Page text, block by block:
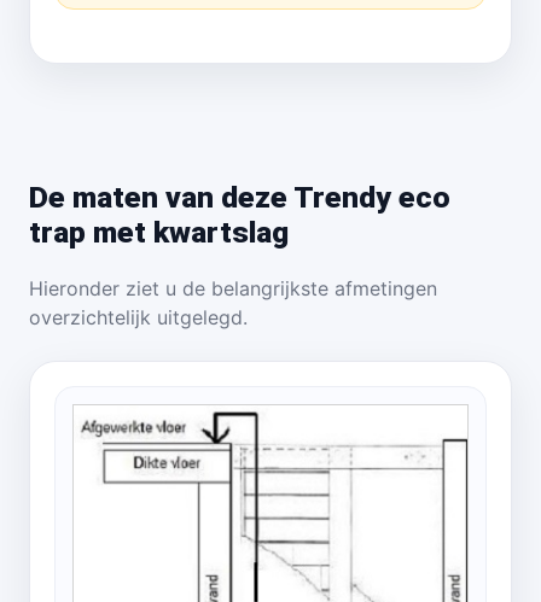
De maten van deze Trendy eco
trap met kwartslag
Hieronder ziet u de belangrijkste afmetingen
overzichtelijk uitgelegd.